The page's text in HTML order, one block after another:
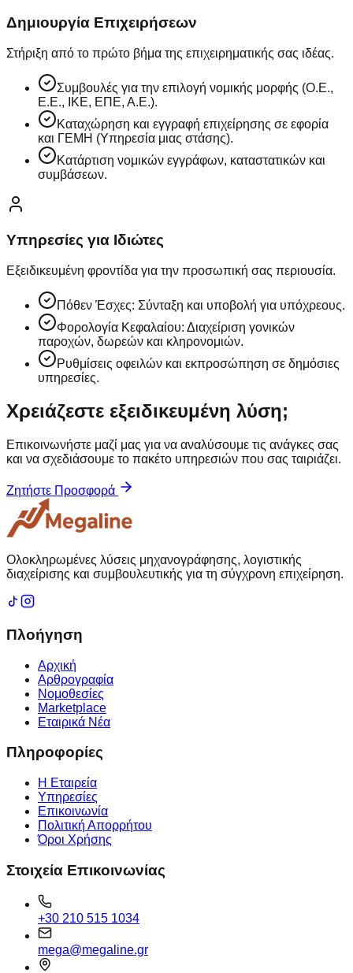
Δημιουργία Επιχειρήσεων
Στήριξη από το πρώτο βήμα της επιχειρηματικής σας ιδέας.
Συμβουλές για την επιλογή νομικής μορφής (Ο.Ε.,
Ε.Ε., ΙΚΕ, ΕΠΕ, Α.Ε.).
Καταχώρηση και εγγραφή επιχείρησης σε εφορία
και ΓΕΜΗ (Υπηρεσία μιας στάσης).
Κατάρτιση νομικών εγγράφων, καταστατικών και
συμβάσεων.
Υπηρεσίες για Ιδιώτες
Εξειδικευμένη φροντίδα για την προσωπική σας περιουσία.
Πόθεν Έσχες: Σύνταξη και υποβολή για υπόχρεους.
Φορολογία Κεφαλαίου: Διαχείριση γονικών
παροχών, δωρεών και κληρονομιών.
Ρυθμίσεις οφειλών και εκπροσώπηση σε δημόσιες
υπηρεσίες.
Χρειάζεστε εξειδικευμένη λύση;
Επικοινωνήστε μαζί μας για να αναλύσουμε τις ανάγκες σας
και να σχεδιάσουμε το πακέτο υπηρεσιών που σας ταιριάζει.
Ζητήστε Προσφορά
Ολοκληρωμένες λύσεις μηχανογράφησης, λογιστικής
διαχείρισης και συμβουλευτικής για τη σύγχρονη επιχείρηση.
Πλοήγηση
Αρχική
Αρθρογραφία
Νομοθεσίες
Marketplace
Εταιρικά Νέα
Πληροφορίες
Η Εταιρεία
Υπηρεσίες
Επικοινωνία
Πολιτική Απορρήτου
Όροι Χρήσης
Στοιχεία Επικοινωνίας
+30 210 515 1034
mega@megaline.gr